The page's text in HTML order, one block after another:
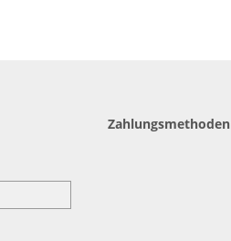
Zahlungsmethoden